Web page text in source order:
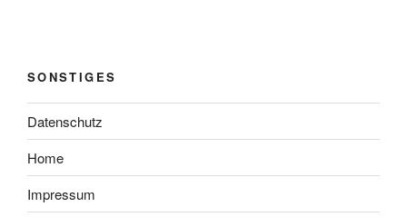
SONSTIGES
Datenschutz
Home
Impressum